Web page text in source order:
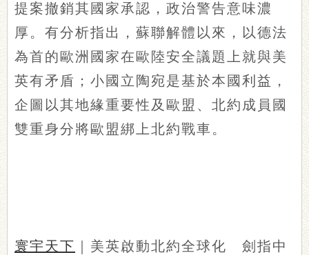
提案撤銷其國家承認，政治警告意味濃
厚。有分析指出，蘇聯解體以來，以德法
為首的歐洲國家在歐陸安全議題上就與美
英有矛盾；小國立陶宛是基於本國利益，
企圖以其地緣重要性及歐盟、北約成員國
雙重身分將歐盟綁上北約戰車。
寰宇天下 ｜美英啟動北約全球化 劍指中